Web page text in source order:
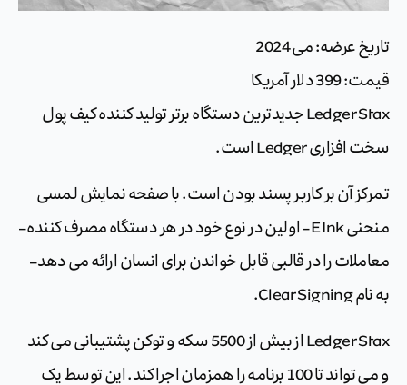
تاریخ عرضه: می 2024
قیمت: 399 دلار آمریکا
Ledger Stax جدیدترین دستگاه برتر تولید کننده کیف پول
سخت افزاری Ledger است.
تمرکز آن بر کاربر پسند بودن است. با صفحه نمایش لمسی
منحنی E Ink – اولین در نوع خود در هر دستگاه مصرف کننده –
معاملات را در قالبی قابل خواندن برای انسان ارائه می دهد –
به نام Clear Signing.
Ledger Stax از بیش از 5500 سکه و توکن پشتیبانی می کند
و می تواند تا 100 برنامه را همزمان اجرا کند. این توسط یک